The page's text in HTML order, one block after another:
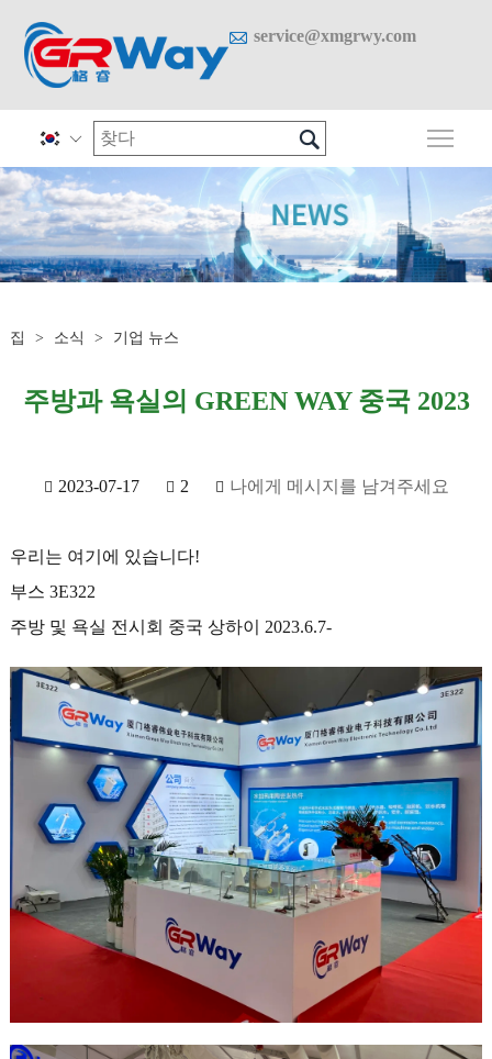
 service@xmgrwy.com
 
집 > 소식 > 기업 뉴스
주방과 욕실의 GREEN WAY 중국 2023
2023-07-17 2 나에게 메시지를 남겨주세요
우리는 여기에 있습니다!
부스 3E322
주방 및 욕실 전시회 중국 상하이 2023.6.7-